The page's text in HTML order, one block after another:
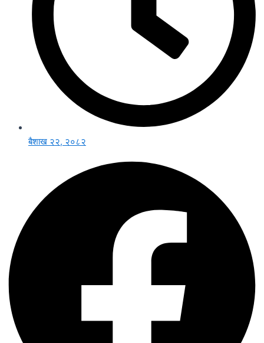
बैशाख २२, २०८२